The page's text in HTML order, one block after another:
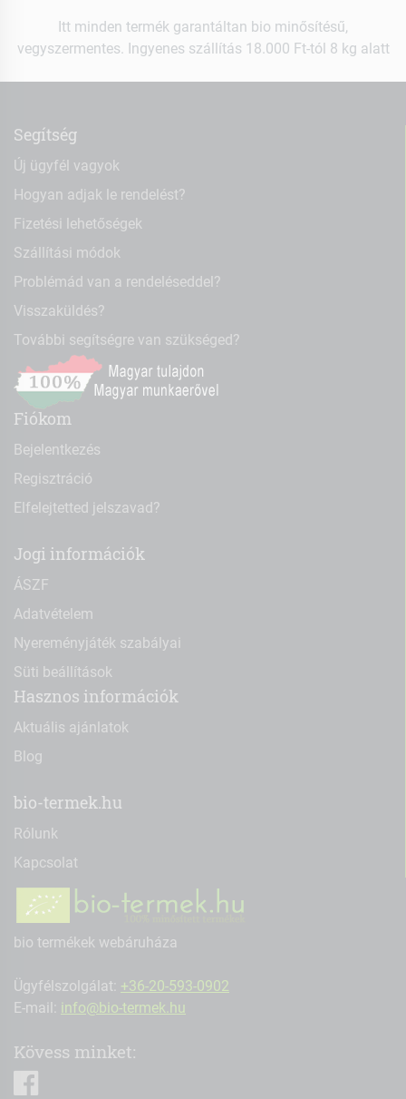
Itt minden termék garantáltan bio minősítésű,
vegyszermentes. Ingyenes szállítás 18.000 Ft-tól 8 kg alatt
Segítség
Új ügyfél vagyok
Hogyan adjak le rendelést?
Fizetési lehetőségek
Szállítási módok
Problémád van a rendeléseddel?
Visszaküldés?
További segítségre van szükséged?
Fiókom
Bejelentkezés
Regisztráció
Elfelejtetted jelszavad?
Jogi információk
ÁSZF
Adatvételem
Nyereményjáték szabályai
Süti beállítások
Hasznos információk
Aktuális ajánlatok
Blog
bio-termek.hu
Rólunk
Kapcsolat
bio termékek webáruháza
Ügyfélszolgálat: +36-20-593-0902
E-mail: info@bio-termek.hu
Kövess minket: